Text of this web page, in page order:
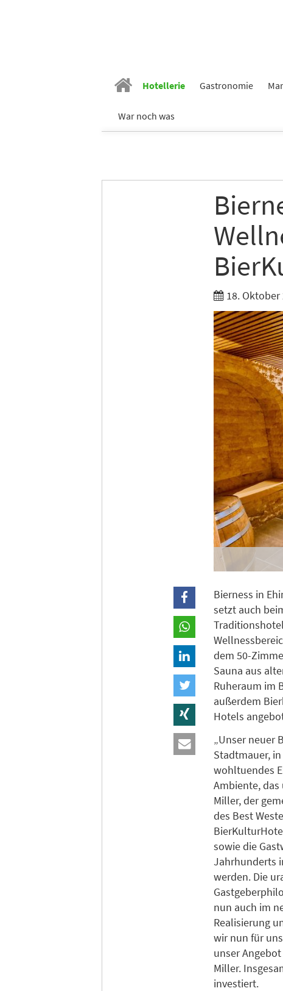
Hotellerie Gastronomie
War noch was
18.
Bierness in
setzt auch
dem 50-
Sauna aus
Ruheraum im
außerdem
Hotels
„Unser neuer
Stadtmauer,
wohltuendes
Ambiente,
Miller, der
des Best
sowie die
Jahrhunderts
werden. Die
nun auch im
Realisierung
wir nun für
unser
Miller.
investiert.